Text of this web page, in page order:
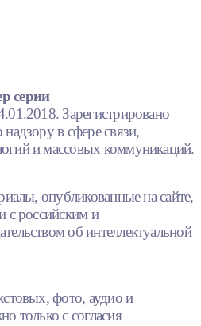
серии
Зарегистрировано
в сфере связи,
и массовых коммуникаций.
опубликованные на сайте,
с российским и
об интеллектуальной
фото, аудио и
только с согласия